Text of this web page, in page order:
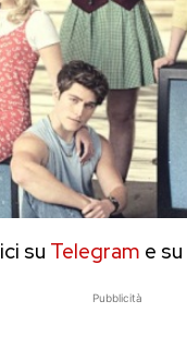
su Telegram e su
Pubblicità